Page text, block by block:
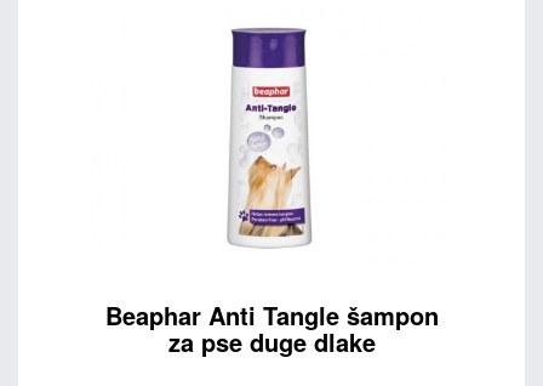
Beaphar Anti Tangle šampon
za pse duge dlake